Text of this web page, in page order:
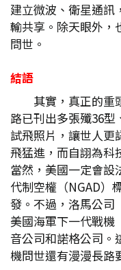
建立微波、衛星通訊
輸共享。除天眼外，
問世。
結語
其實，真正的重
路已刊出多張殲36型
試飛照片，讓世人更
飛猛進，而自詡為科
當然，美國一定會設
代制空權（NGAD）
發。不過，洛馬公司
美國海軍下一代戰機
音公司和諾格公司。
機問世還有漫漫長路